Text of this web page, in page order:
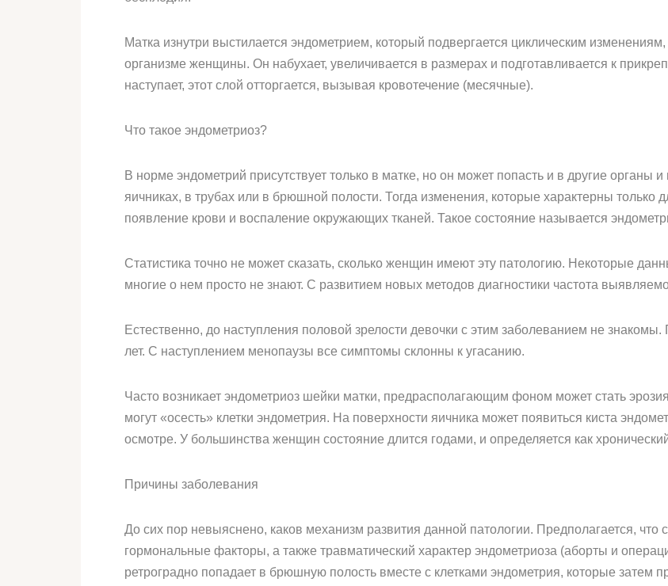
Матка изнутри выстилается эндометрием, который подвергается циклическим
организме женщины. Он набухает, увеличивается в размерах и подготавливается к
наступает, этот слой отторгается, вызывая кровотечение (месячные).
Что такое эндометриоз?
В норме эндометрий присутствует только в матке, но он может попасть и в другие органы
яичниках, в трубах или в брюшной полости. Тогда изменения, которые характерны только
появление крови и воспаление окружающих тканей. Такое состояние называется
Статистика точно не может сказать, сколько женщин имеют эту патологию. Некоторые
многие о нем просто не знают. С развитием новых методов диагностики частота
Естественно, до наступления половой зрелости девочки с этим заболеванием не
лет. С наступлением менопаузы все симптомы склонны к угасанию.
Часто возникает эндометриоз шейки матки, предрасполагающим фоном может стать
могут «осесть» клетки эндометрия. На поверхности яичника может появиться киста
осмотре. У большинства женщин состояние длится годами, и определяется как
Причины заболевания
До сих пор невыяснено, каков механизм развития данной патологии. Предполагается, что
гормональные факторы, а также травматический характер эндометриоза (аборты и
ретроградно попадает в брюшную полость вместе с клетками эндометрия, которые затем